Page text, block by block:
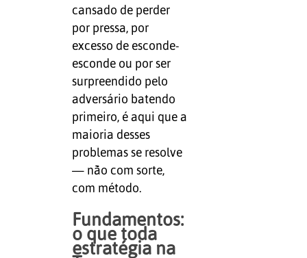
cansado de perder
por pressa, por
excesso de esconde-
esconde ou por ser
surpreendido pelo
adversário batendo
primeiro, é aqui que a
maioria desses
problemas se resolve
— não com sorte,
com método.
Fundamentos:
o que toda
estratégia na